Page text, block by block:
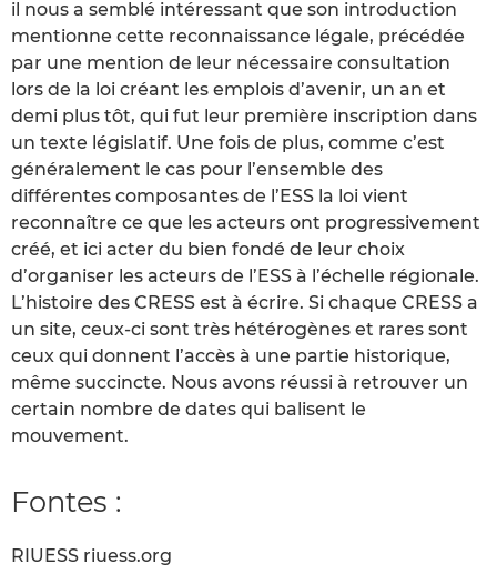
il nous a semblé intéressant que son introduction
mentionne cette reconnaissance légale, précédée
par une mention de leur nécessaire consultation
lors de la loi créant les emplois d’avenir, un an et
demi plus tôt, qui fut leur première inscription dans
un texte législatif. Une fois de plus, comme c’est
généralement le cas pour l’ensemble des
différentes composantes de l’ESS la loi vient
reconnaître ce que les acteurs ont progressivement
créé, et ici acter du bien fondé de leur choix
d’organiser les acteurs de l’ESS à l’échelle régionale.
L’histoire des CRESS est à écrire. Si chaque CRESS a
un site, ceux-ci sont très hétérogènes et rares sont
ceux qui donnent l’accès à une partie historique,
même succincte. Nous avons réussi à retrouver un
certain nombre de dates qui balisent le
mouvement.
Fontes :
RIUESS riuess.org